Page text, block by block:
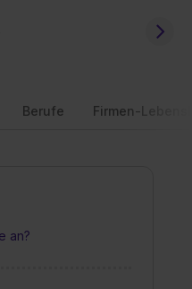
Berufe Firmen-
an?